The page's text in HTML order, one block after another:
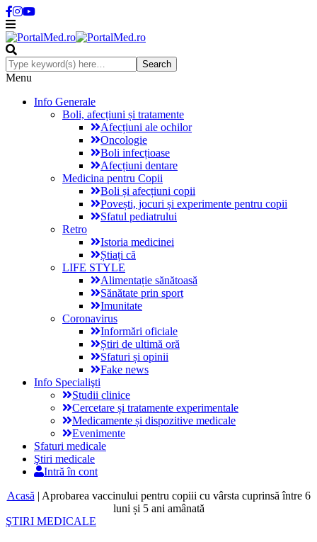
Menu
Info Generale
Boli, afecțiuni și tratamente
Afecțiuni ale ochilor
Oncologie
Boli infecțioase
Afecțiuni dentare
Medicina pentru Copii
Boli și afecțiuni copii
Povești, jocuri și experimente pentru copii
Sfatul pediatrului
Retro
Istoria medicinei
Știați că
LIFE STYLE
Alimentație sănătoasă
Sănătate prin sport
Imunitate
Coronavirus
Informări oficiale
Știri de ultimă oră
Sfaturi și opinii
Fake news
Info Specialişti
Studii clinice
Cercetare și tratamente experimentale
Medicamente și dispozitive medicale
Evenimente
Sfaturi medicale
Ştiri medicale
Intră în cont
Acasă | Aprobarea vaccinului pentru copiii cu vârsta cuprinsă între 6
luni și 5 ani amânată
ŞTIRI MEDICALE